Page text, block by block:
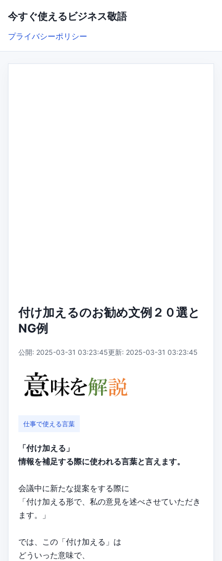
今すぐ使えるビジネス敬語
プライバシーポリシー
付け加えるのお勧め文例２０選と
NG例
公開: 2025-03-31 03:23:45更新: 2025-03-31 03:23:45
仕事で使える言葉
「付け加える」
情報を補足する際に使われる言葉と言えます。
会議中に新たな提案をする際に
「付け加える形で、私の意見を述べさせていただき
ます。」
では、この「付け加える」は
どういった意味で、